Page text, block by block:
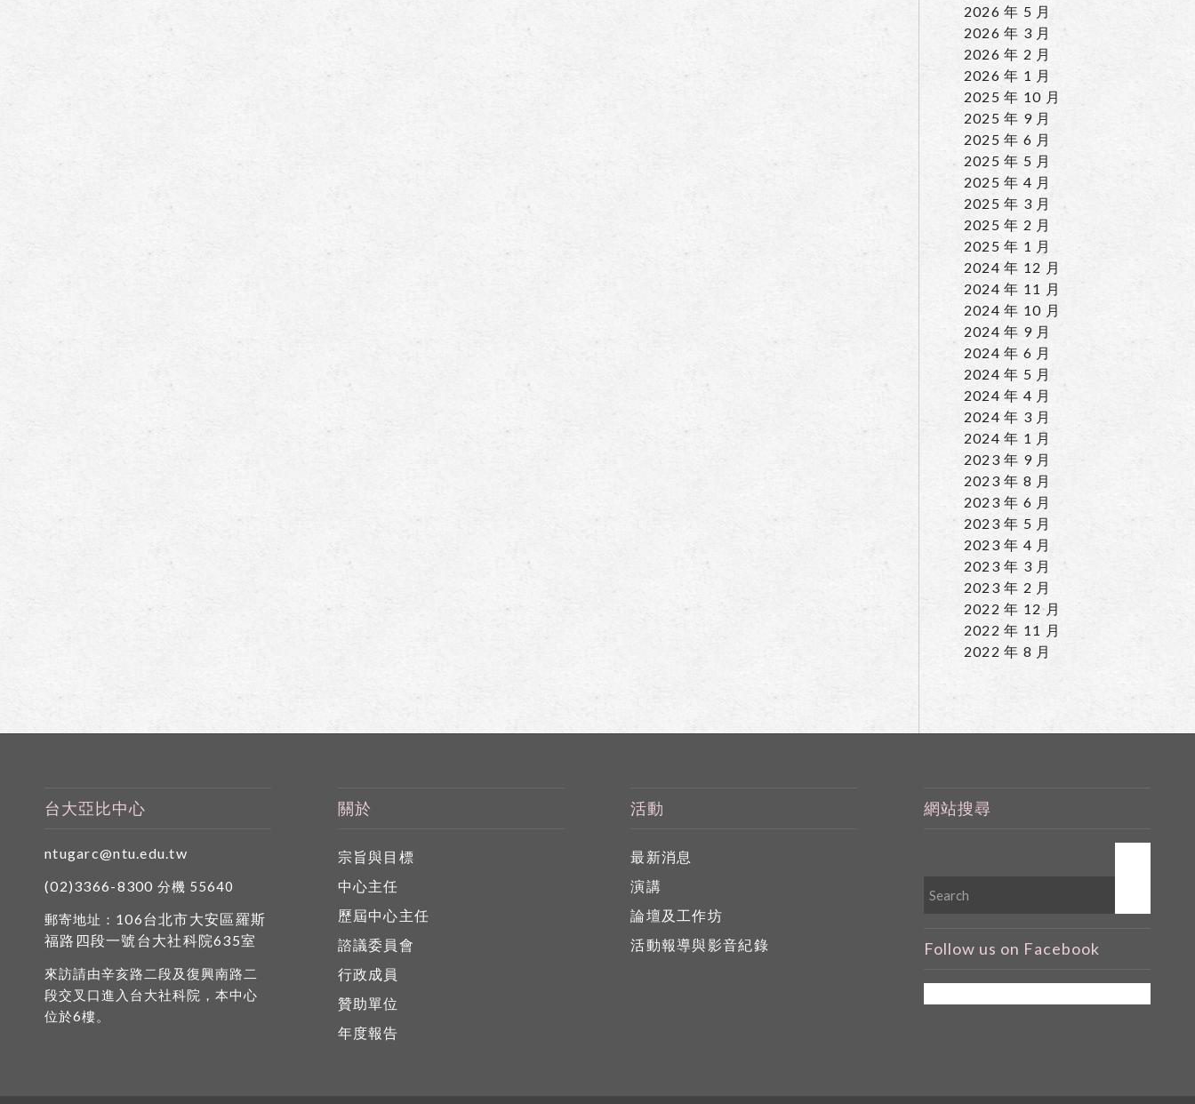
2026 年 5 月
2026 年 3 月
2026 年 2 月
2026 年 1 月
2025 年 10 月
2025 年 9 月
2025 年 6 月
2025 年 5 月
2025 年 4 月
2025 年 3 月
2025 年 2 月
2025 年 1 月
2024 年 12 月
2024 年 11 月
2024 年 10 月
2024 年 9 月
2024 年 6 月
2024 年 5 月
2024 年 4 月
2024 年 3 月
2024 年 1 月
2023 年 9 月
2023 年 8 月
2023 年 6 月
2023 年 5 月
2023 年 4 月
2023 年 3 月
2023 年 2 月
2022 年 12 月
2022 年 11 月
2022 年 8 月
台大亞比中心
ntugarc@ntu.edu.tw
(02)3366-8300 分機 55640
郵寄地址： 106台北市大安區羅斯
福路四段一號台大社科院635室
來訪請由辛亥路二段及復興南路二
段交叉口進入台大社科院，本中心
位於6樓。
關於
宗旨與目標
中心主任
歷屆中心主任
諮議委員會
行政成員
贊助單位
年度報告
活動
最新消息
演講
論壇及工作坊
活動報導與影音紀錄
網站搜尋
Follow us on Facebook